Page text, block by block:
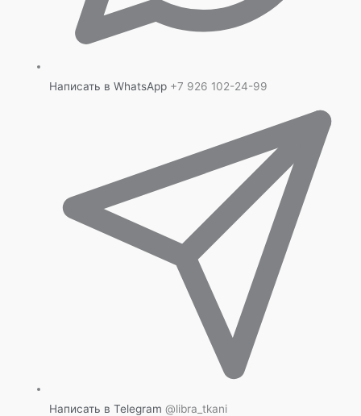
Написать в WhatsApp +7 926 102-24-99
Написать в Telegram @libra_tkani